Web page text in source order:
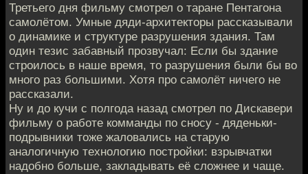
Третьего дня фильму смотрел о таране Пентагона
самолётом. Умные дяди-архитекторы рассказывали
о динамике и структуре разрушения здания. Там
один тезис забавный прозвучал: Если бы здание
строилось в наше время, то разрушения были бы во
много раз большими. Хотя про самолёт ничего не
рассказали.
Ну и до кучи с полгода назад смотрел по Дискавери
фильму о работе комманды по сносу - дяденьки-
подрывники тоже жаловались на старую
аналогичную технологию постройки: взрывчатки
надобно больше, закладывать её сложнее и чаще.